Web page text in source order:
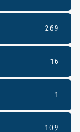
269
16
1
109